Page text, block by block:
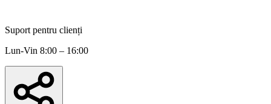
Suport pentru clienți
Lun-Vin 8:00 – 16:00